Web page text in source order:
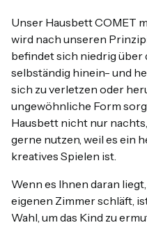
Unser Hausbett COMET
wird nach unseren
befindet sich niedrig über
selbständig hinein- und
sich zu verletzen oder
ungewöhnliche Form
Hausbett nicht nur
gerne nutzen, weil es ein
kreatives Spielen ist.
Wenn es Ihnen daran
eigenen Zimmer schläft,
Wahl, um das Kind zu